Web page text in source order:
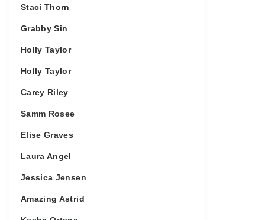
Staci Thorn
Grabby Sin
Holly Taylor
Holly Taylor
Carey Riley
Samm Rosee
Elise Graves
Laura Angel
Jessica Jensen
Amazing Astrid